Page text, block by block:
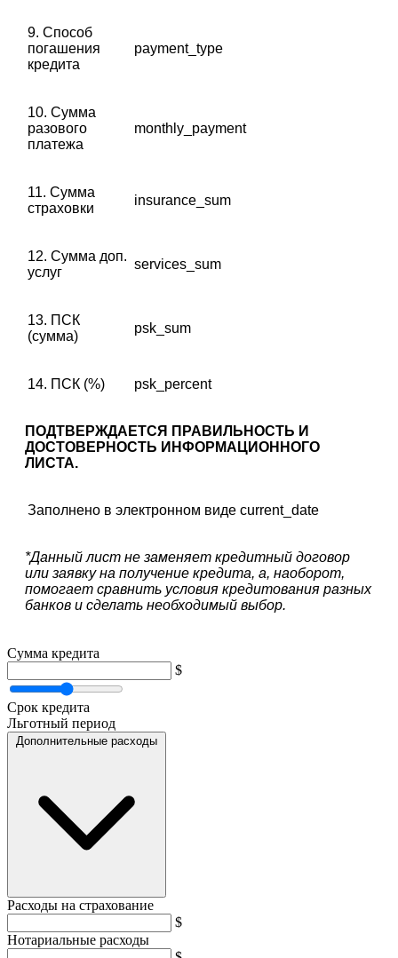
9. Способ
погашения
кредита
payment_type
10. Сумма
разового
платежа
monthly_payment
11. Сумма
страховки
insurance_sum
12. Сумма доп.
услуг
services_sum
13. ПСК
(сумма)
psk_sum
14. ПСК (%) psk_percent
ПОДТВЕРЖДАЕТСЯ ПРАВИЛЬНОСТЬ И
ДОСТОВЕРНОСТЬ ИНФОРМАЦИОННОГО
ЛИСТА.
Заполнено в электронном виде current_date
*Данный лист не заменяет кредитный договор
или заявку на получение кредита, а, наоборот,
помогает сравнить условия кредитования разных
банков и сделать необходимый выбор.
Сумма кредита
$
Срок кредита
Льготный период
Дополнительные расходы
Расходы на страхование
$
Нотариальные расходы